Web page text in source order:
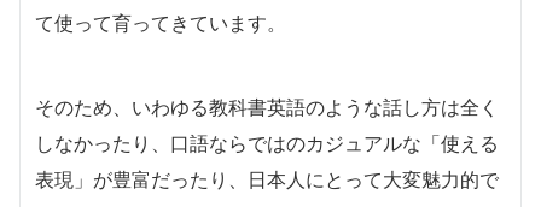
て使って育ってきています。
そのため、いわゆる教科書英語のような話し方は全く
しなかったり、口語ならではのカジュアルな「使える
表現」が豊富だったり、日本人にとって大変魅力的で